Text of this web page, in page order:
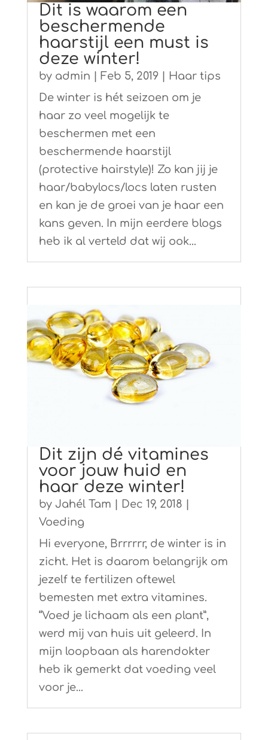
Dit is waarom een
beschermende
haarstijl een must is
deze winter!
by admin Feb 5, 2019|
Haar tips
De winter is hét seizoen om je
haar zo veel mogelijk te
beschermen met een
beschermende haarstijl
(protective hairstyle)! Zo kan jij je
haar/babylocs/locs laten rusten
en kan je de groei van je haar een
kans geven. In mijn eerdere blogs
heb ik al verteld dat wij ook...
Dit zijn dé vitamines
voor jouw huid en
haar deze winter!
by Jahél Tam Dec 19, 2018
Voeding
Hi everyone, Brrrrrr, de winter is in
zicht. Het is daarom belangrijk om
jezelf te fertilizen oftewel
bemesten met extra vitamines.
“Voed je lichaam als een plant”,
werd mij van huis uit geleerd. In
mijn loopbaan als harendokter
heb ik gemerkt dat voeding veel
voor je...